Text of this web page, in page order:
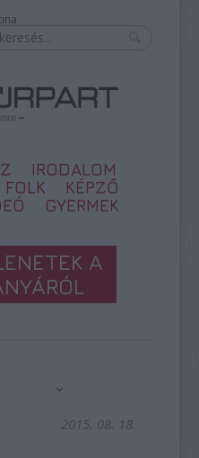
IRODALOM
FOLK
KÉPZŐ
GYERMEK
A
2015. 08. 18.